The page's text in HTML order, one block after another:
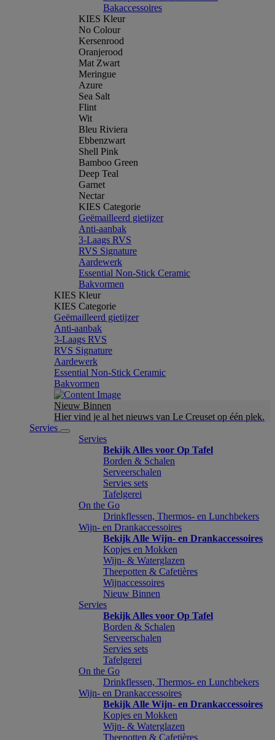
Bakaccessoires
KIES Kleur
No Colour
Kersenrood
Oranjerood
Mat Zwart
Meringue
Azure
Sea Salt
Flint
Wit
Bleu Riviera
Ebbenzwart
Shell Pink
Bamboo Green
Deep Teal
Garnet
Nectar
KIES Categorie
Geëmailleerd gietijzer
Anti-aanbak
3-Laags RVS
RVS Signature
Aardewerk
Essential Non-Stick Ceramic
Bakvormen
KIES Kleur
KIES Categorie
Geëmailleerd gietijzer
Anti-aanbak
3-Laags RVS
RVS Signature
Aardewerk
Essential Non-Stick Ceramic
Bakvormen
Nieuw Binnen
Hier vind je al het nieuws van Le Creuset op één plek.
Servies
Servies
Bekijk Alles voor Op Tafel
Borden & Schalen
Serveerschalen
Servies sets
Tafelgerei
On the Go
Drinkflessen, Thermos- en Lunchbekers
Wijn- en Drankaccessoires
Bekijk Alle Wijn- en Drankaccessoires
Kopjes en Mokken
Wijn- & Waterglazen
Theepotten & Cafetières
Wijnaccessoires
Nieuw Binnen
Servies
Bekijk Alles voor Op Tafel
Borden & Schalen
Serveerschalen
Servies sets
Tafelgerei
On the Go
Drinkflessen, Thermos- en Lunchbekers
Wijn- en Drankaccessoires
Bekijk Alle Wijn- en Drankaccessoires
Kopjes en Mokken
Wijn- & Waterglazen
Theepotten & Cafetières